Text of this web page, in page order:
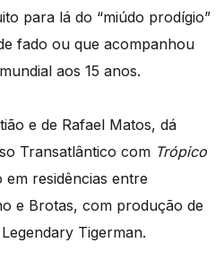
para lá do “miúdo prodígio”
fado ou que acompanhou
aos 15 anos.
e de Rafael Matos, dá
Transatlântico com Trópico
em residências entre
e Brotas, com produção de
Tigerman.